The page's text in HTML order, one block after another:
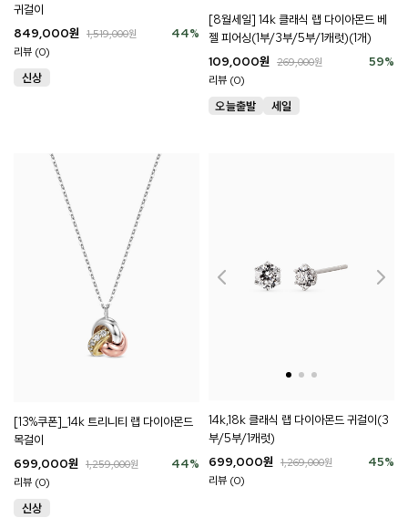
귀걸이
44%
849,000원 1,519,000원
리뷰 (0)
[8월세일] 14k 클래식 랩 다이아몬드 베
젤 피어싱(1부/3부/5부/1캐럿)(1개)
59%
109,000원 269,000원
리뷰 (0)
[13%쿠폰]_14k 트리니티 랩 다이아몬드
목걸이
44%
699,000원 1,259,000원
리뷰 (0)
14k,18k 클래식 랩 다이아몬드 귀걸이(3
부/5부/1캐럿)
45%
699,000원 1,269,000원
리뷰 (0)